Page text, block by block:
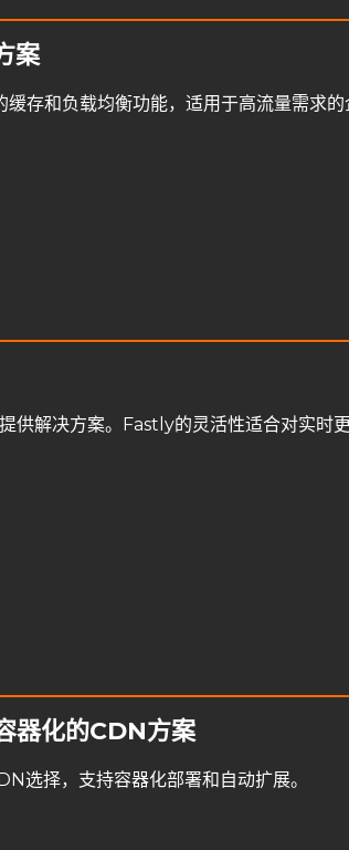
案
存和负载均衡功能，适用于高流量需求的
供解决方案。Fastly的灵活性适合对实时
化的CDN方案
选择，支持容器化部署和自动扩展。